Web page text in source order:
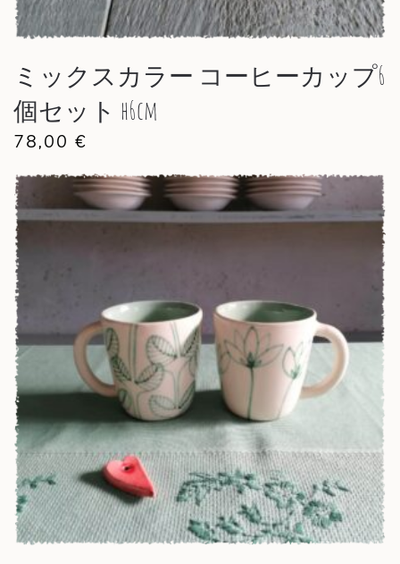
ミックスカラー コーヒーカップ6
個セット h6cm
78,00 €